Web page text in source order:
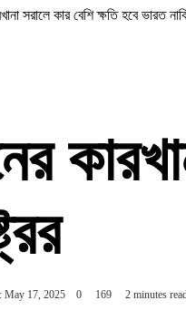
সরালে কার বেশি ক্ষতি হবে ভারত
May 17, 2025 0 169 2 minutes